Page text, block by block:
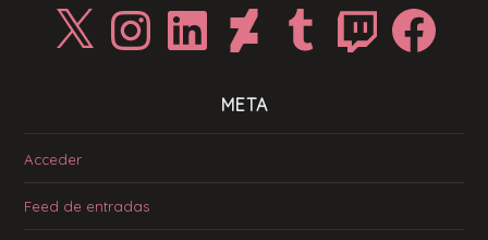
InstagramLinkedIn DeviantArtTumblr Twitch Facebook
META
Acceder
Feed de entradas